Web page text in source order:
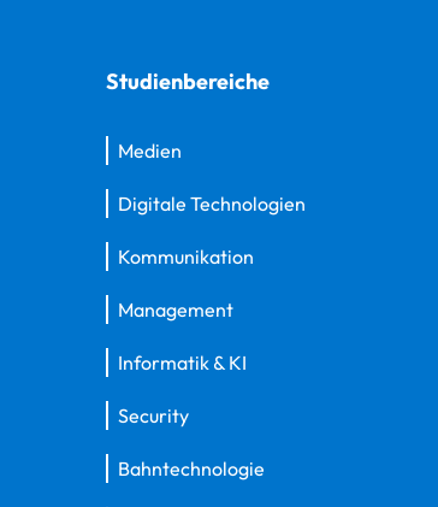
Studienbereiche
Medien
Digitale Technologien
Kommunikation
Management
Informatik & KI
Security
Bahntechnologie